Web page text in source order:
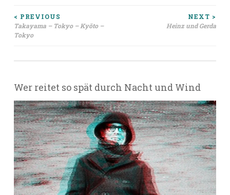
Beitragsnavigation
< PREVIOUS
Takayama – Tokyo – Kyōto –
Tokyo
NEXT >
Heinz und Gerda
Wer reitet so spät durch Nacht und Wind